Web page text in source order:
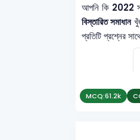
আপনি কি 2022
বিস্তারিত সমাধান
প্রতিটি প্রশ্নের
MCQ:61.2k